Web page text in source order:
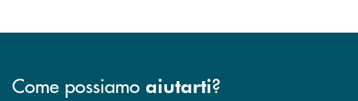
Come possiamo aiutarti?